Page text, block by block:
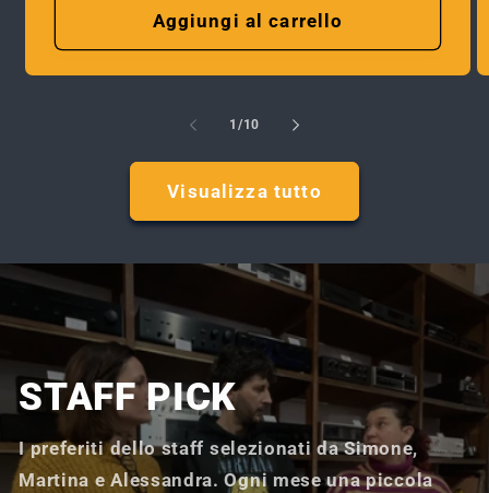
Aggiungi al carrello
1 /su
10
Visualizza tutto
STAFF PICK
I preferiti dello staff selezionati da Simone,
Martina e Alessandra. Ogni mese una piccola